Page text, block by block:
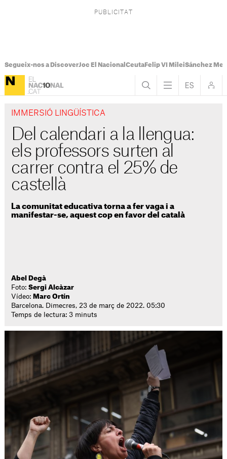
Segueix-nos a DiscoverJoc El Nacional CeutaFelip VI MileiSánchez
IMMERSIÓ LINGÜÍSTICA
Del calendari a la llengua:
els professors surten al
carrer contra el 25% de
castellà
La comunitat educativa torna a fer vaga i a
manifestar-se, aquest cop en favor del català
Abel Degà
Foto:Sergi Alcàzar
Vídeo: Marc Ortín
Barcelona. Dimecres, 23 de març de 2022. 05:30
Temps de lectura: 3 minuts